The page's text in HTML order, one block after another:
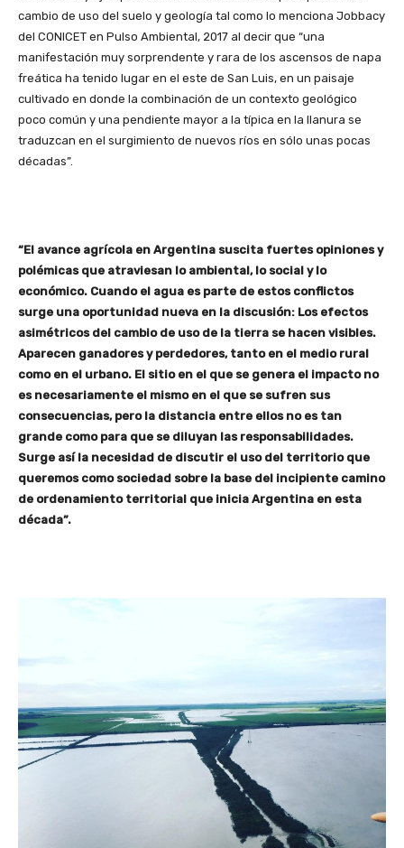
cambio de uso del suelo y geología tal como lo menciona Jobbacy
del CONICET en Pulso Ambiental, 2017 al decir que “una
manifestación muy sorprendente y rara de los ascensos de napa
freática ha tenido lugar en el este de San Luis, en un paisaje
cultivado en donde la combinación de un contexto geológico
poco común y una pendiente mayor a la típica en la llanura se
traduzcan en el surgimiento de nuevos ríos en sólo unas pocas
décadas”.
“El avance agrícola en Argentina suscita fuertes opiniones y
polémicas que atraviesan lo ambiental, lo social y lo
económico. Cuando el agua es parte de estos conflictos
surge una oportunidad nueva en la discusión: Los efectos
asimétricos del cambio de uso de la tierra se hacen visibles.
Aparecen ganadores y perdedores, tanto en el medio rural
como en el urbano. El sitio en el que se genera el impacto no
es necesariamente el mismo en el que se sufren sus
consecuencias, pero la distancia entre ellos no es tan
grande como para que se diluyan las responsabilidades.
Surge así la necesidad de discutir el uso del territorio que
queremos como sociedad sobre la base del incipiente camino
de ordenamiento territorial que inicia Argentina en esta
década”.